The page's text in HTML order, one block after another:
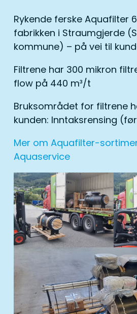
Rykende ferske Aquafilter
fabrikken i Straumgjerde
kommune) – på vei til
Filtrene har 300 mikron
flow på 440 m³/t
Bruksområdet for filtrene
kunden: Inntaksrensing
Mer om Aquafilter-
Aquaservice